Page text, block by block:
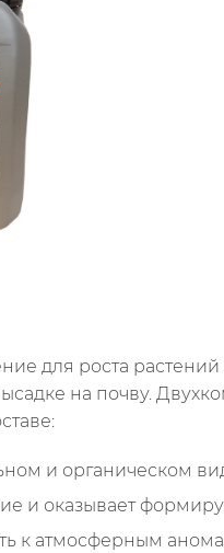
для роста
на почву.
и органическом
и оказывает
к атмосферным